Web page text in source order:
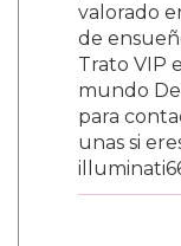
valorado
de
Trato VIP
mundo
para
unas si